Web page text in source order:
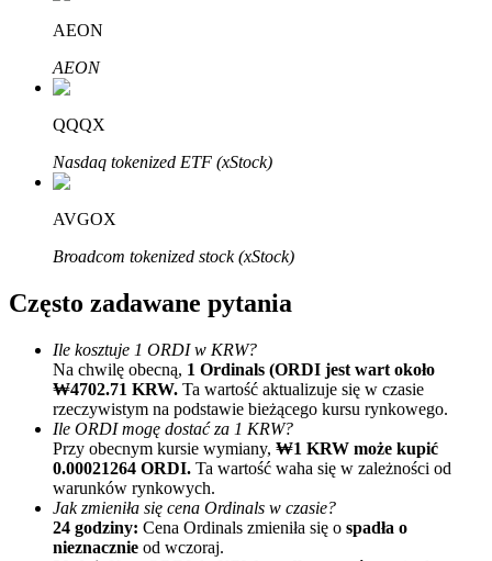
Bitruści Partnerzy
Afiliaci Bitrue
Aż do 65% prowizji!
Polecaj
AEON
AEON
QQQX
Nasdaq tokenized ETF (xStock)
AVGOX
Broadcom tokenized stock (xStock)
Często zadawane pytania
Ile kosztuje 1 ORDI w KRW?
Na chwilę obecną, 1 Ordinals (ORDI jest wart około
₩4702.71 KRW. Ta wartość aktualizuje się w czasie
rzeczywistym na podstawie bieżącego kursu rynkowego.
Ile ORDI mogę dostać za 1 KRW?
Przy obecnym kursie wymiany, ₩1 KRW może kupić
0.00021264 ORDI. Ta wartość waha się w zależności od
warunków rynkowych.
Jak zmieniła się cena Ordinals w czasie?
24 godziny: Cena Ordinals zmieniła się o spadła o
nieznacznie od wczoraj.